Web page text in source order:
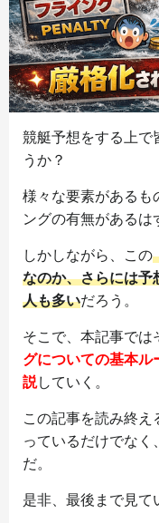
競艇予想をする上で
うか？
様々な要素があるも
ングの有無があるは
しかしながら、この
なのか、さらには予
人も多いだろう。
そこで、本記事では
グについての基本ル
説していく。
この記事を読み終え
っているだけでな
だ。
是非、最後まで見て